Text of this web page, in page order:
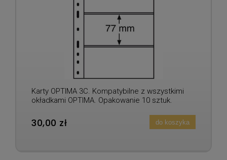
Karty OPTIMA 3C. Kompatybilne z wszystkimi
okładkami OPTIMA. Opakowanie 10 sztuk.
30,00 zł do koszyka